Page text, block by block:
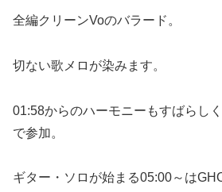
全編クリーンVoのバラード。
切ない歌メロが染みます。
01:58からのハーモニーもすばらし
で参加。
ギター・ソロが始まる05:00～は